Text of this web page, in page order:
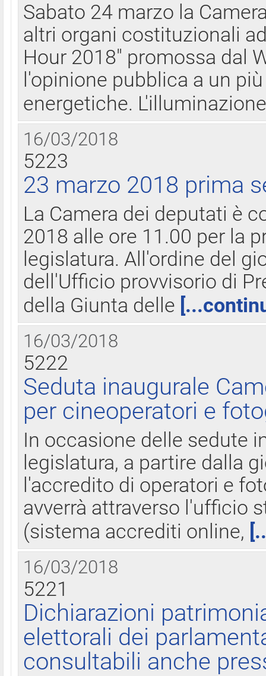
Sabato 24 marzo la
altri organi costituzionali
Hour 2018" promossa dal
l'opinione pubblica a un
energetiche.
16/03/2018
5223
23 marzo 2018 prima
La Camera dei deputati è
2018 alle ore 11.00 per la
legislatura. All'ordine del
dell'Ufficio provvisorio di
della Giunta delle
16/03/2018
5222
Seduta inaugurale
per cineoperatori e
In occasione delle sedute
legislatura, a partire dalla
l'accredito di operatori e
avverrà attraverso l'ufficio
(sistema accrediti online,
16/03/2018
5221
Dichiarazioni
elettorali dei
consultabili anche